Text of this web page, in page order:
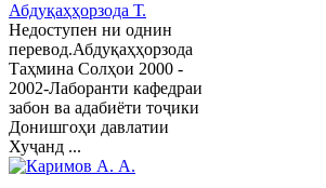
Абдуқаҳҳорзода Т.
Недоступен ни однин
перевод.Абдуқаҳҳорзода
Таҳмина Солҳои 2000 -
2002-Лаборанти кафедраи
забон ва адабиёти тоҷики
Донишгоҳи давлатии
Хуҷанд ...